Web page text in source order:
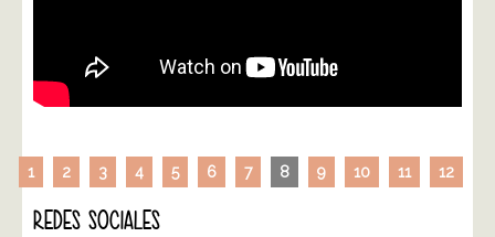
1 2 3 4 5 6 7 8 9 10 11 12
REDES SOCIALES